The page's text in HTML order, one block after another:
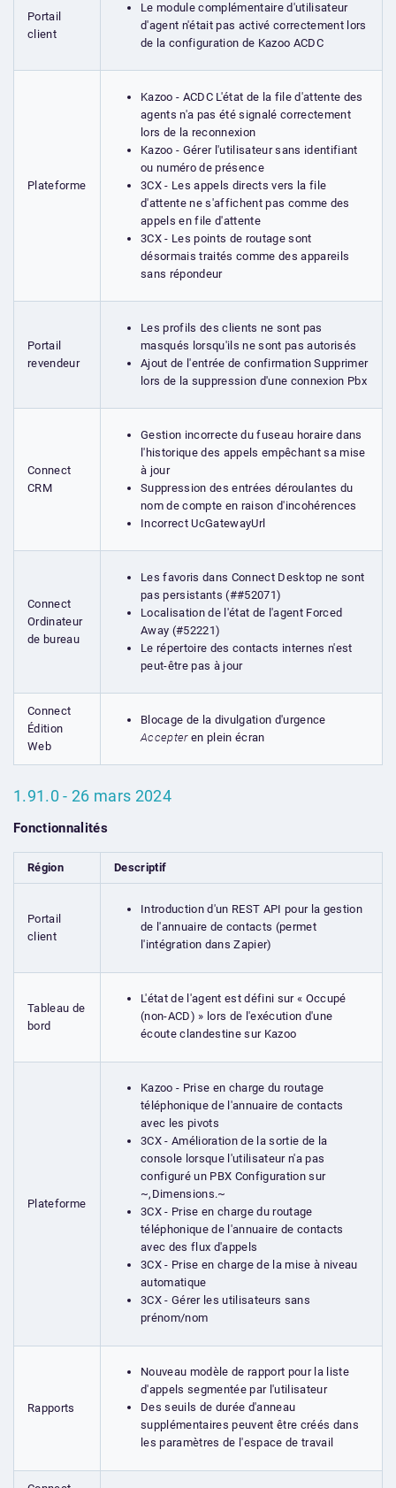
Portail
client
Le module complémentaire d'utilisateur
d'agent n'était pas activé correctement lors
de la configuration de Kazoo ACDC
Plateforme
Kazoo - ACDC L'état de la file d'attente des
agents n'a pas été signalé correctement
lors de la reconnexion
Kazoo - Gérer l'utilisateur sans identifiant
ou numéro de présence
3CX - Les appels directs vers la file
d'attente ne s'affichent pas comme des
appels en file d'attente
3CX - Les points de routage sont
désormais traités comme des appareils
sans répondeur
Portail
revendeur
Les profils des clients ne sont pas
masqués lorsqu'ils ne sont pas autorisés
Ajout de l'entrée de confirmation Supprimer
lors de la suppression d'une connexion Pbx
Connect
CRM
Gestion incorrecte du fuseau horaire dans
l'historique des appels empêchant sa mise
à jour
Suppression des entrées déroulantes du
nom de compte en raison d'incohérences
Incorrect UcGatewayUrl
Connect
Ordinateur
de bureau
Les favoris dans Connect Desktop ne sont
pas persistants (##52071)
Localisation de l'état de l'agent Forced
Away (#52221)
Le répertoire des contacts internes n'est
peut-être pas à jour
Connect
Édition
Web
Blocage de la divulgation d'urgence
Accepteren plein écran
1.91.0 - 26 mars 2024
Fonctionnalités
Région Descriptif
Portail
client
Introduction d'un REST API pour la gestion
de l'annuaire de contacts (permet
l'intégration dans Zapier)
Tableau de
bord
L'état de l'agent est défini sur « Occupé
(non-ACD) » lors de l'exécution d'une
écoute clandestine sur Kazoo
Plateforme
Kazoo - Prise en charge du routage
téléphonique de l'annuaire de contacts
avec les pivots
3CX - Amélioration de la sortie de la
console lorsque l'utilisateur n'a pas
configuré un PBX Configuration sur
~,Dimensions.~
3CX - Prise en charge du routage
téléphonique de l'annuaire de contacts
avec des flux d'appels
3CX - Prise en charge de la mise à niveau
automatique
3CX - Gérer les utilisateurs sans
prénom/nom
Rapports
Nouveau modèle de rapport pour la liste
d'appels segmentée par l'utilisateur
Des seuils de durée d'anneau
supplémentaires peuvent être créés dans
les paramètres de l'espace de travail